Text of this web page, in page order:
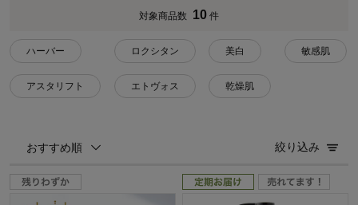
対象商品数 10 件
ハーバー
アスタリフト
ロクシタン
エトヴォス
美白
乾燥肌
敏感肌
おすすめ順 絞り込み